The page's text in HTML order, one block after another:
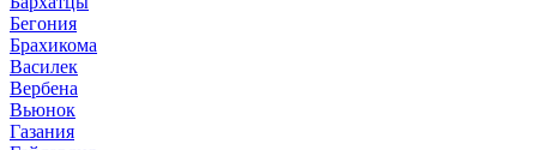
Бегония
Брахикома
Василек
Вербена
Вьюнок
Газания